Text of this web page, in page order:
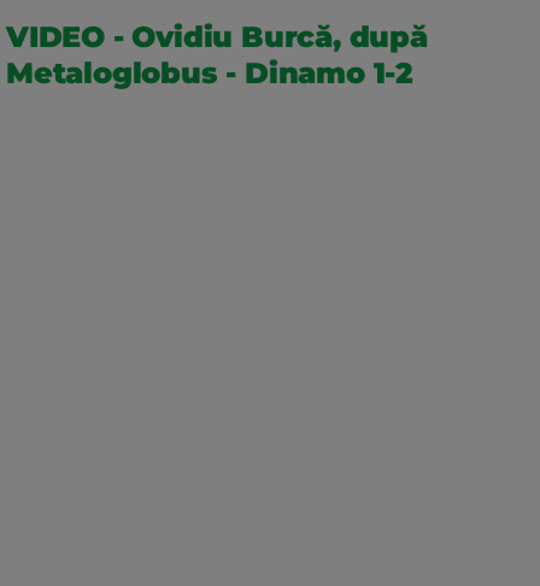
VIDEO - Ovidiu Burcă, după
Metaloglobus - Dinamo 1-2